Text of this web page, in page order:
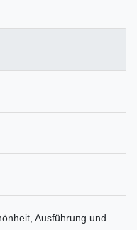
Ausführung und